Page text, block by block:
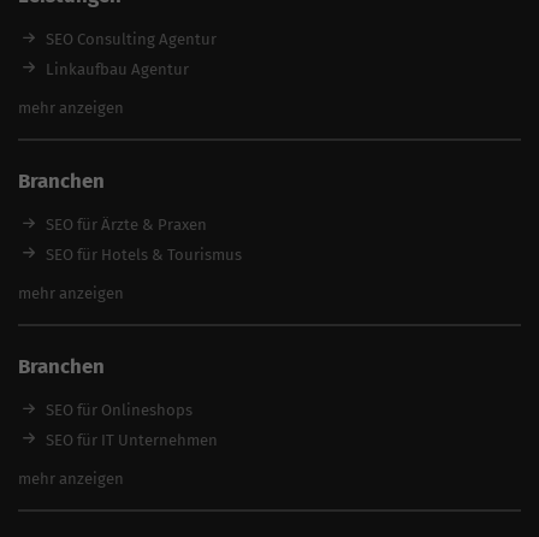
SEO Experte
SEO zum Festpreis
feed2content.ai
SEO Consulting Agentur
Linkaufbau Agentur
Onpage-Optimierung
Content Marketing Agentur
Local SEO Agentur
SEO Beratung
SEO Angebote
mehr anzeigen
Branchen
SEO für Ärzte & Praxen
SEO für Hotels & Tourismus
SEO für Handwerker
SEO für Anwälte & Kanzleien
SEO für Fitness
SEO für Architekten
mehr anzeigen
Branchen
SEO für Onlineshops
SEO für IT Unternehmen
SEO für Versicherungsmakler
mehr anzeigen